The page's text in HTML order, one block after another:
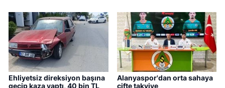
Ehliyetsiz direksiyon başına
geçip kaza yaptı, 40 bin TL
Alanyaspor'dan orta sahaya
çifte takviye